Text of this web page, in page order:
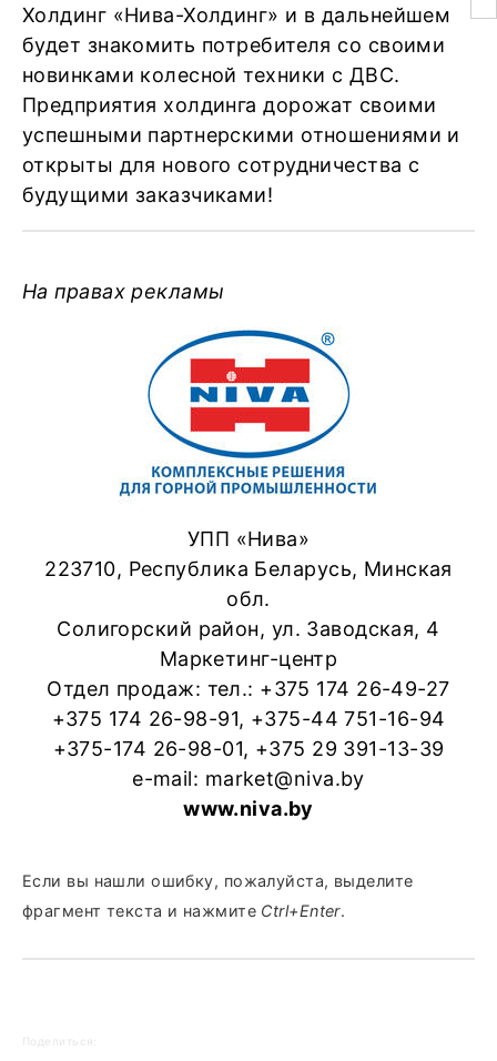
Холдинг «Нива-Холдинг» и в дальнейшем
будет знакомить потребителя со своими
новинками колесной техники с ДВС.
Предприятия холдинга дорожат своими
успешными партнерскими отношениями и
открыты для нового сотрудничества с
будущими заказчиками!
На правах рекламы
УПП «Нива»
223710, Республика Беларусь, Минская
обл.
Солигорский район, ул. Заводская, 4
Маркетинг-центр
Отдел продаж: тел.: +375 174 26-49-27
+375 174 26-98-91, +375-44 751-16-94
+375-174 26-98-01, +375 29 391-13-39
e-mail: market@niva.by
www.niva.by
Если вы нашли ошибку, пожалуйста, выделите
фрагмент текста и нажмите Ctrl+Enter.
Поделиться: